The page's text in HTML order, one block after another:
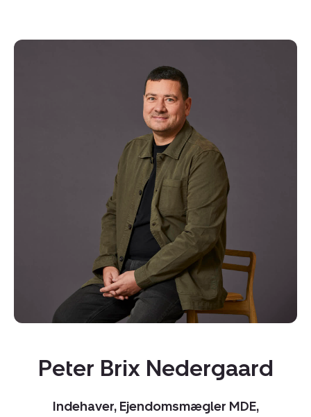
Peter Brix Nedergaard
Indehaver, Ejendomsmægler MDE,
Kopier link